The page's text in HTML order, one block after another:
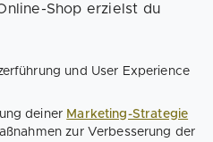
Shop erzielst du
und User Experience
deiner Marketing-Strategie
zur Verbesserung der